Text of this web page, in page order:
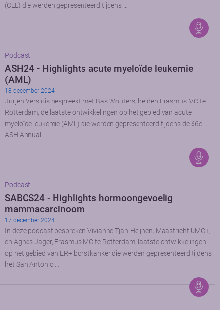
(CLL) die werden gepresenteerd tijdens …
Podcast
ASH24 - Highlights acute myeloïde leukemie
(AML)
18 december 2024
Jurjen Versluis bespreekt met Bas Wouters, beiden Erasmus MC te
Rotterdam, de laatste ontwikkelingen op het gebied van acute
myeloïde leukemie (AML) die werden gepresenteerd tijdens de 66e
ASH Annual …
Podcast
SABCS24 - Highlights hormoongevoelig
mammacarcinoom
17 december 2024
In deze podcast bespreken Vivianne Tjan-Heijnen, Maastricht UMC+,
en Agnes Jager, Erasmus MC te Rotterdam, laatste ontwikkelingen
op het gebied van ER+ borstkanker die werden gepresenteerd tijdens
het San Antonio …